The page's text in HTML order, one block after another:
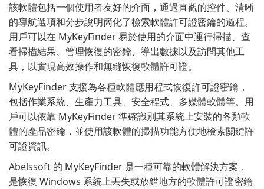
該軟體包括一個使用者友好的介面，通過直觀的控件、清晰
的導航選項和分步說明簡化了檢索軟體許可證密鑰的過程。
用戶可以在 MyKeyFinder 易於使用的介面中運行掃描、查
看掃描結果、管理恢復的密鑰、導出數據以及訪問其他工
具，以實現高效操作和無縫恢復軟體許可證。
MyKeyFinder 支援為各種軟體應用程式恢復許可證密鑰，
包括作業系統、生產力工具、安全程式、多媒體軟體等。用
戶可以依靠 MyKeyFinder 準確識別其系統上安裝的各類軟
體的產品密鑰，並使用該軟體的掃描功能方便地檢索關鍵許
可證資訊。
Abelssoft 的 MyKeyFinder 是一種可靠的軟體解決方案，
是恢復 Windows 系統上丟失或放錯地方的軟體許可證密鑰